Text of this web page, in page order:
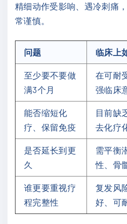
精细动作受影响、遇冷刺痛
常谨慎。
问题 临床上
至少要不要做
满3个月
在可耐
强临床
能否缩短化
疗、保留免疫
目前缺
去化疗
是否延长到更
久
需平衡
性、骨
谁更要重视疗
程完整性
复发风
好、可